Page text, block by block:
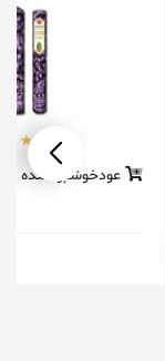
عودخوشبوکننده